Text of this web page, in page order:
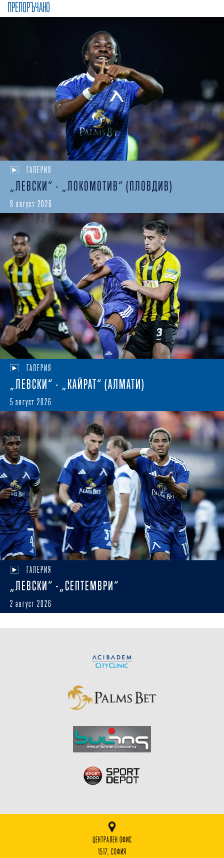
ПРЕПОРЪЧАНО
ГАЛЕРИЯ
„ЛЕВСКИ“ - „ЛОКОМОТИВ“ (ПЛОВДИВ)
8 август 2026
ГАЛЕРИЯ
„ЛЕВСКИ“ - „КАЙРАТ“ (АЛМАТИ)
5 август 2026
ГАЛЕРИЯ
„ЛЕВСКИ“ -„СЕПТЕМВРИ“
2 август 2026
ЦЕНТРАЛЕН ОФИС
1517, СОФИЯ